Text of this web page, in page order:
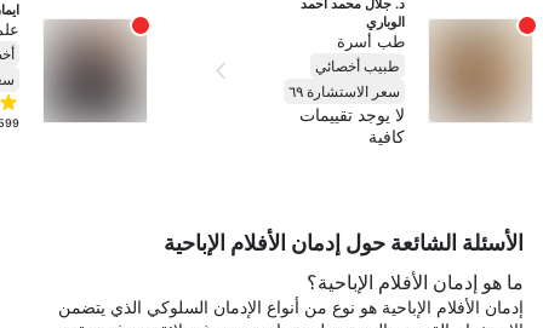
الوباري
طب أسرة
طبيب أخصائي
سعر الاستشارة ٦٩
لا يوجد تقييمات
كافية
الأسئلة الشائعة حول إدمان الأفلام الإباحية
ما هو إدمان الأفلام الإباحية؟
إدمان الأفلام الإباحية هو نوع من أنواع الإدمان السلوكي الذي يتضمن